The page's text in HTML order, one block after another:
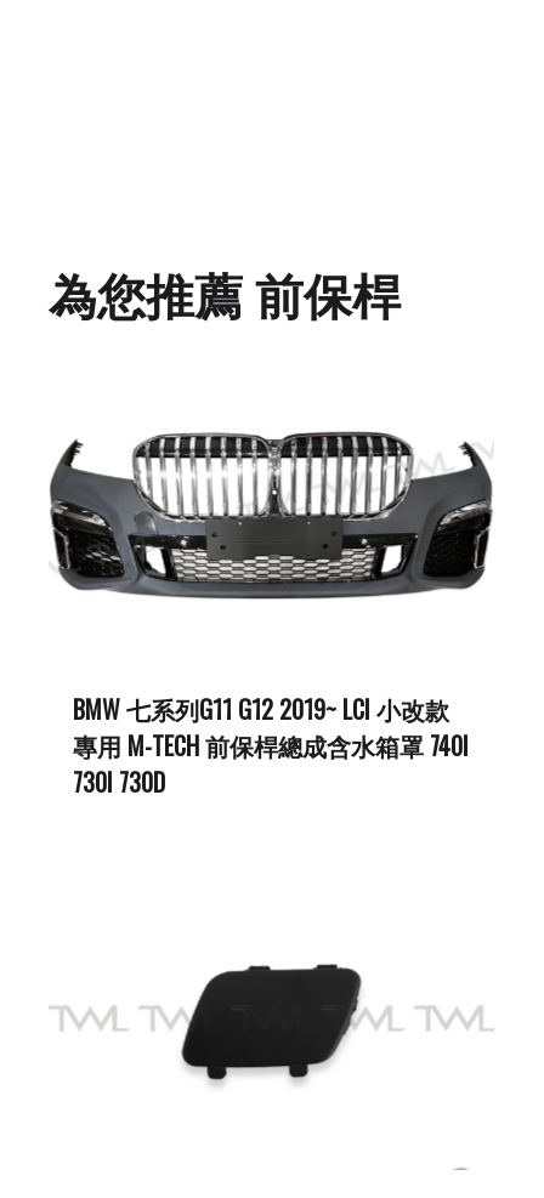
為您推薦 前保桿
BMW 七系列G11 G12 2019~ LCI 小改款
專用 M-TECH 前保桿總成含水箱罩 740I
730I 730D